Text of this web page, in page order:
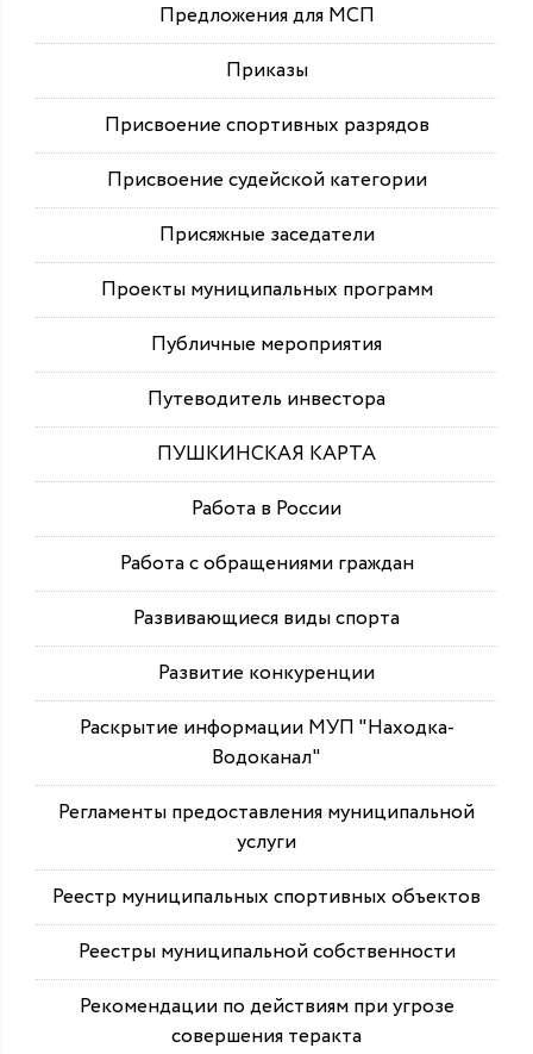
Предложения для МСП
Приказы
Присвоение спортивных разрядов
Присвоение судейской категории
Присяжные заседатели
Проекты муниципальных программ
Публичные мероприятия
Путеводитель инвестора
ПУШКИНСКАЯ КАРТА
Работа в России
Работа с обращениями граждан
Развивающиеся виды спорта
Развитие конкуренции
Раскрытие информации МУП "Находка-
Водоканал"
Регламенты предоставления муниципальной
услуги
Реестр муниципальных спортивных объектов
Реестры муниципальной собственности
Рекомендации по действиям при угрозе
совершения теракта